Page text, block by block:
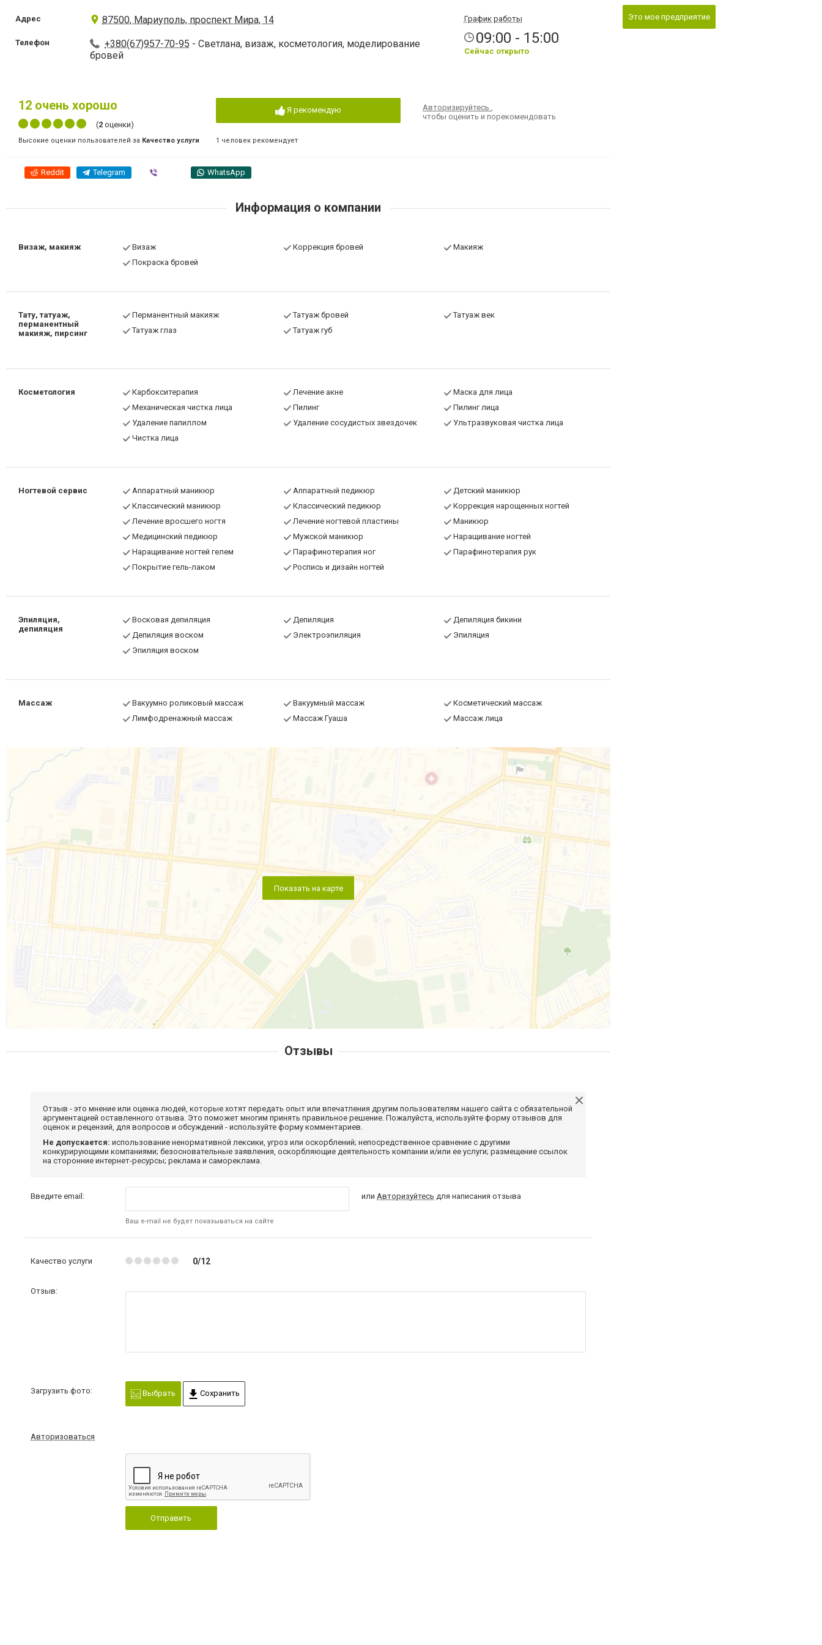
Адрес 87500, Мариуполь, проспект Мира, 14
Телефон +380(67)957-70-95 - Светлана, визаж, косметология, моделирование
бровей
График работы
09:00 - 15:00
Сейчас открыто
12 очень хорошо
(2 оценки)
Высокие оценки пользователей за Качество услуги
Я рекомендую
1 человек рекомендует
Авторизируйтесь,
чтобы оценить и порекомендовать
Reddit Telegram WhatsApp
Информация о компании
Визаж, макияж Визаж Коррекция бровей
Макияж
Покраска бровей
Тату, татуаж,
перманентный
макияж, пирсинг
Перманентный макияж Татуаж бровей
Татуаж век
Татуаж глаз
Татуаж губ
Косметология Карбокситерапия Лечение акне
Маска для лица
Механическая чистка лица
Пилинг
Пилинг лица
Удаление папиллом
Удаление сосудистых звездочек
Ультразвуковая чистка лица
Чистка лица
Ногтевой сервис Аппаратный маникюр Аппаратный педикюр
Детский маникюр
Классический маникюр
Классический педикюр
Коррекция нарощенных ногтей
Лечение вросшего ногтя
Лечение ногтевой пластины
Маникюр
Медицинский педикюр
Мужской маникюр
Наращивание ногтей
Наращивание ногтей гелем
Парафинотерапия ног
Парафинотерапия рук
Покрытие гель-лаком
Роспись и дизайн ногтей
Эпиляция,
депиляция
Восковая депиляция Депиляция
Депиляция бикини
Депиляция воском
Электроэпиляция
Эпиляция
Эпиляция воском
Массаж Вакуумно роликовый массаж Вакуумный массаж
Косметический массаж
Лимфодренажный массаж
Массаж Гуаша Массаж лица
Показать на карте
Это мое предприятие
Отзывы
Отзыв - это мнение или оценка людей, которые хотят передать опыт или впечатления другим пользователям нашего сайта с обязательной
аргументацией оставленного отзыва. Это поможет многим принять правильное решение. Пожалуйста, используйте форму отзывов для
оценок и рецензий, для вопросов и обсуждений - используйте форму комментариев.
Не допускается: использование ненормативной лексики, угроз или оскорблений; непосредственное сравнение с другими
конкурирующими компаниями; безосновательные заявления, оскорбляющие деятельность компании и/или ее услуги; размещение ссылок
на сторонние интернет-ресурсы; реклама и самореклама.
Введите email:
Ваш e-mail не будет показываться на сайте
илиАвторизуйтесь для написания отзыва
Качество услуги 0/12
Отзыв:
Загрузить фото: Выбрать Сохранить
Авторизоваться
Отправить